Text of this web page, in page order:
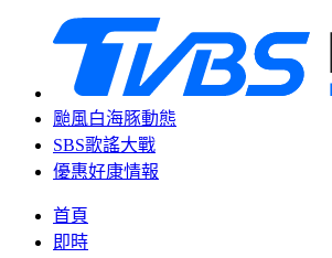
颱風白海豚動態
SBS歌謠大戰
優惠好康情報
首頁
即時